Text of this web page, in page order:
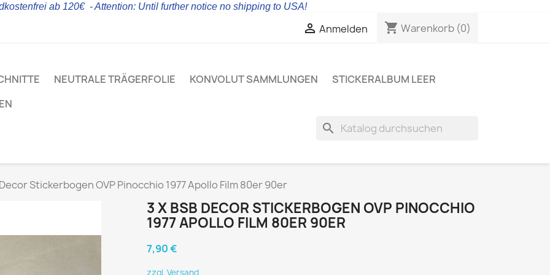
ab 120€ - Attention: Until further notice no shipping to USA!
 Anmelden shopping_cart Warenkorb (0)
NEUTRALE TRÄGERFOLIE KONVOLUT SAMMLUNGEN
STICKERALBUM LEER
search
Decor Stickerbogen OVP Pinocchio 1977 Apollo Film 80er 90er
3 X BSB DECOR STICKERBOGEN OVP PINOCCHIO
1977 APOLLO FILM 80ER 90ER
7,90 €
zzgl. Versand